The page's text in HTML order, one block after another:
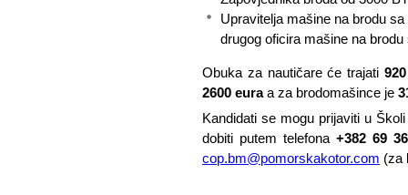
Upravitelja mašine na brodu
drugog oficira mašine na
Obuka za nautičare će trajati
2600 euraa za brodomašince je
Kandidati se mogu prijaviti u
dobiti putem telefona+382 69
cop.bm@pomorskakotor.com (za